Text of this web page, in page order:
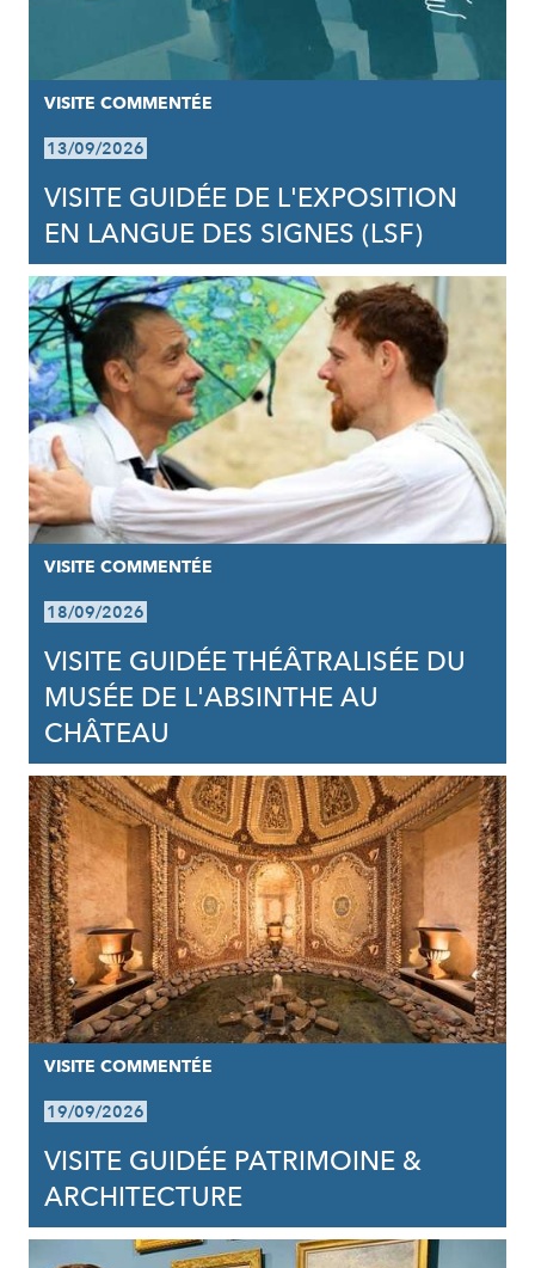
VISITE COMMENTÉE
13/09/2026
VISITE GUIDÉE DE L'EXPOSITION
EN LANGUE DES SIGNES (LSF)
VISITE COMMENTÉE
18/09/2026
VISITE GUIDÉE THÉÂTRALISÉE DU
MUSÉE DE L'ABSINTHE AU
CHÂTEAU
VISITE COMMENTÉE
19/09/2026
VISITE GUIDÉE PATRIMOINE &
ARCHITECTURE